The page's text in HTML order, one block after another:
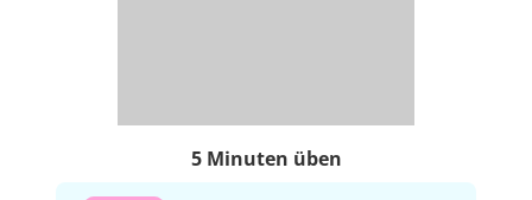
5 Minuten üben